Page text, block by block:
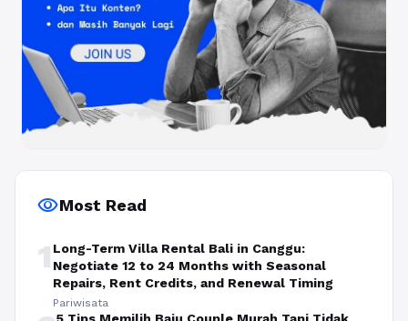
visibilityMost Read
1 Long-Term Villa Rental Bali in Canggu:
Negotiate 12 to 24 Months with Seasonal
Repairs, Rent Credits, and Renewal Timing
Pariwisata